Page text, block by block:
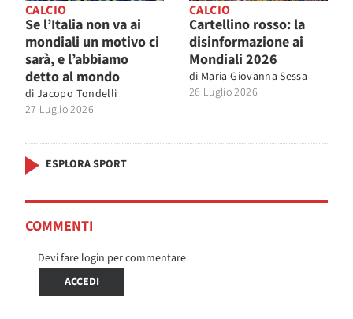
CALCIO
Se l’Italia non va ai
mondiali un motivo ci
sarà, e l’abbiamo
detto al mondo
di Jacopo Tondelli
27 Luglio 2026
CALCIO
Cartellino rosso: la
disinformazione ai
Mondiali 2026
di Maria Giovanna Sessa
26 Luglio 2026
ESPLORA SPORT
COMMENTI
Devi fare login per commentare
ACCEDI